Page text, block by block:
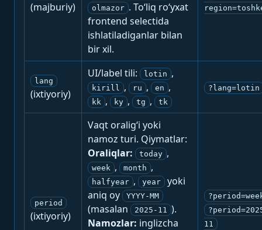
(majburiy) olmazor . To‘liq ro‘yxat
frontend selectida
ishlatiladiganlar bilan
bir xil.
lang
(ixtiyoriy)
UI/label tili: lotin ,
kirill , ru , en ,
kk , ky , tg , tk
?lang=lotin
period
(ixtiyoriy)
Vaqt oralig‘i yoki
namoz turi. Qiymatlar:
Oraliqlar:
today ,
week , month ,
halfyear , year
yoki
aniq oy
YYYY-MM
(masalan 2025-11 ).
Namozlar: inglizcha
11